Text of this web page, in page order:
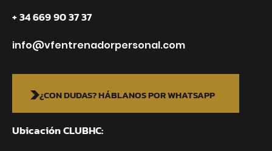
+ 34 669 90 37 37
info@vfentrenadorpersonal.com
¿CON DUDAS? HÁBLANOS POR WHATSAPP
Ubicación CLUBHC: